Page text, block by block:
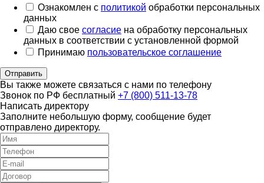
Ознакомлен с политикой обработки персональных
данных
Даю свое согласие на обработку персональных
данных в соответствии с установленной формой
Принимаю пользовательское соглашение
Отправить
Вы также можете связаться с нами по телефону
Звонок по РФ бесплатный +7 (800) 511-13-78
Написать директору
Заполните небольшую форму, сообщение будет
отправлено директору.